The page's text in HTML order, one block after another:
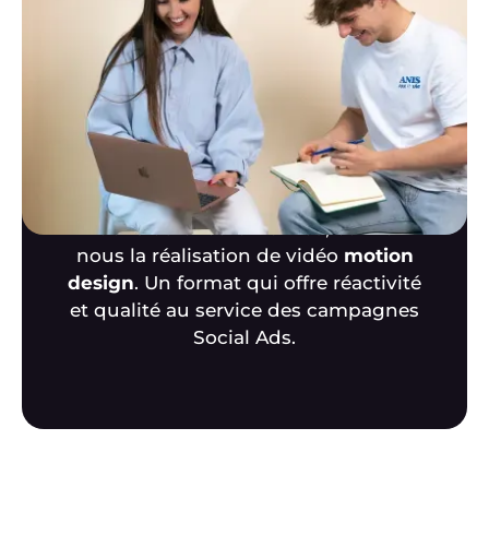
vidéo
Les équipes de l’agence proposent un
service de conception et de création
en vidéoavec une spécialisation en
création devidéo Motion Design.
Comme pour Appart City, Les Petits
Bidons ou encore Hei Poa, confiez-
nous la réalisation de vidéo motion
design. Un format qui offre réactivité
et qualité au service des campagnes
Social Ads.